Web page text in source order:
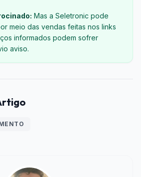
Mas a Seletronic pode
meio das vendas feitas nos links
informados podem sofrer
aviso.